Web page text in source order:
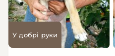
У добрі руки